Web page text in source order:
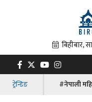
ट्रेन्डिङ #नेपाली